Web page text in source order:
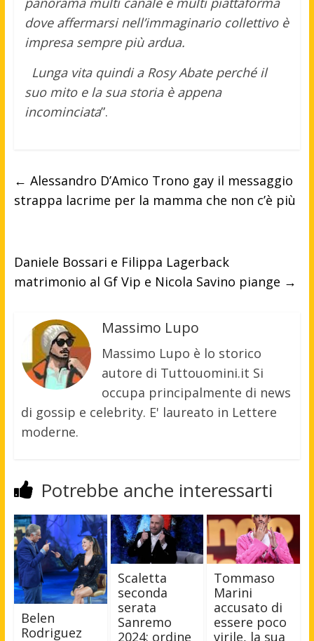
dove affermarsi nell’immaginario collettivo è
impresa sempre più ardua.
Lunga vita quindi a Rosy Abate perché il
suo mito e la sua storia è appena
incominciata”.
← Alessandro D’Amico Trono gay il messaggio
strappa lacrime per la mamma che non c’è più
Daniele Bossari e Filippa Lagerback
matrimonio al Gf Vip e Nicola Savino piange →
Massimo Lupo
Massimo Lupo è lo storico
autore di Tuttouomini.it Si
occupa principalmente di news
di gossip e celebrity. E' laureato in Lettere
moderne.
Potrebbe anche interessarti
Belen
Rodriguez
Scaletta
seconda
serata
Sanremo
2024: ordine
Tommaso
Marini
accusato di
essere poco
virile, la sua